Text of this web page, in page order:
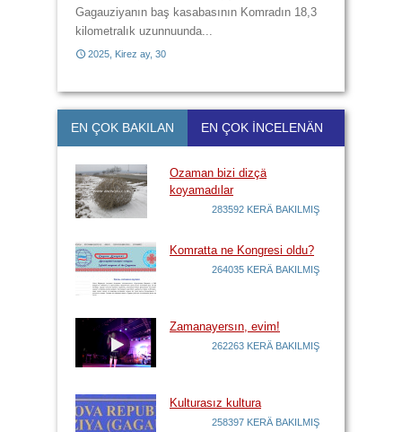
Gagauziyanın baş kasabasının Komradın 18,3
kilometralık uzunnuunda...
2025, Kirez ay, 30
2017, Kirez ay, 21
EN ÇOK BAKILAN EN ÇOK İNCELENÄN
Ozaman bizi dizçä
koyamadılar
283592 KERÄ BAKILMIŞ
Komratta ne Kongresi oldu?
264035 KERÄ BAKILMIŞ
Zamanayersın, evim!
262263 KERÄ BAKILMIŞ
Kulturasız kultura
258397 KERÄ BAKILMIŞ